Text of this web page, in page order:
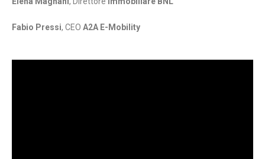
Fabio Pressi, CEO A2A E-Mobility